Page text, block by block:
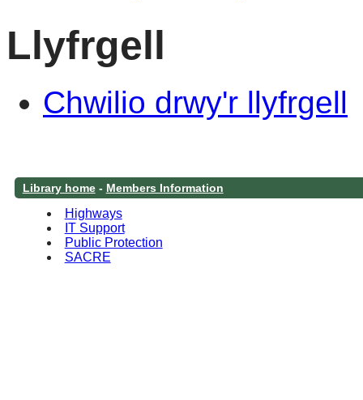
Llyfrgell
Chwilio drwy'r llyfrgell
Library home- Members Information
Highways
IT Support
Public Protection
SACRE